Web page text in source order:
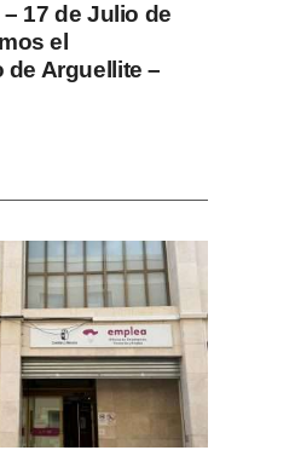
17 de Julio de
el
de Arguellite –